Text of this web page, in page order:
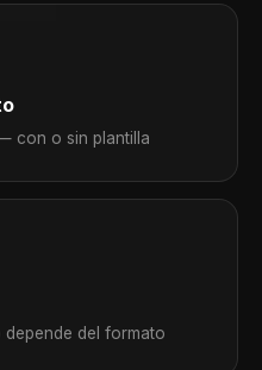
con o sin plantilla
del formato